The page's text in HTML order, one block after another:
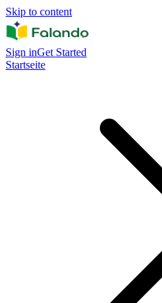
Skip to content
Sign inGet Started
Startseite